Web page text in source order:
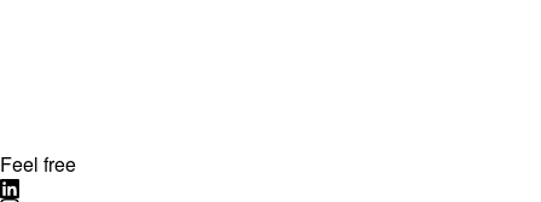
Feel free